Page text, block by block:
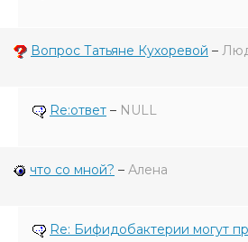
Вопрос Татьяне Кухоревой –
Re:ответ – NULL
что со мной? – Алена
Re: Бифидобактерии могут